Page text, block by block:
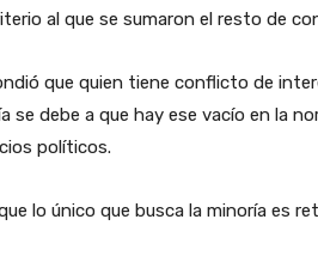
al que se sumaron el resto de
que quien tiene conflicto de
se debe a que hay ese vacío en la
políticos.
lo único que busca la minoría es